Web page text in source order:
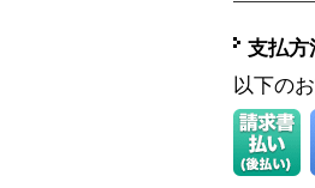
支払方
以下の